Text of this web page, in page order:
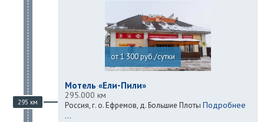
295 км
от 1 300 руб./сутки
Мотель «Ели-Пили»
295.000 км
Россия, г. о. Ефремов, д. Большие Плоты Подробнее
...